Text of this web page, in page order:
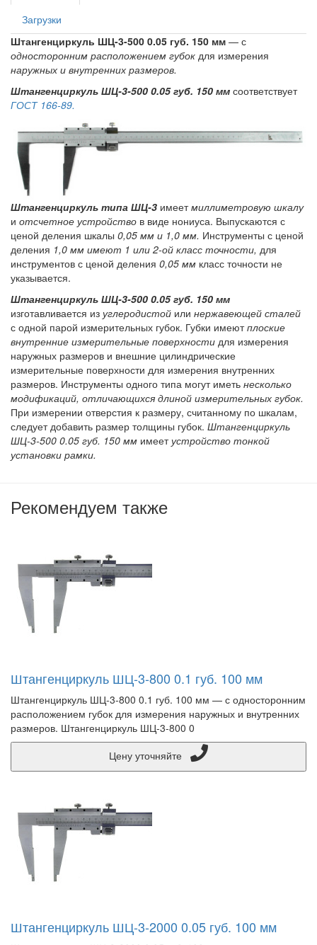
Загрузки
Штангенциркуль ШЦ-3-500 0.05 губ. 150 мм — с
односторонним расположением губок для измерения
наружных и внутренних размеров.
Штангенциркуль ШЦ-3-500 0.05 губ. 150 мм соответствует
ГОСТ 166-89.
Штангенциркуль типа ШЦ-3 имеетмиллиметровую шкалу
и отсчетное устройство в виде нониуса. Выпускаются с
ценой деления шкалы 0,05 мм и 1,0 мм. Инструменты с ценой
деления 1,0 мм имеют 1 или 2-ой класс точности, для
инструментов с ценой деления 0,05 мм класс точности не
указывается.
Штангенциркуль ШЦ-3-500 0.05 губ. 150 мм
изготавливается из углеродистой или нержавеющей сталей
с одной парой измерительных губок. Губки имеютплоские
внутренние измерительные поверхности для измерения
наружных размеров и внешние цилиндрические
измерительные поверхности для измерения внутренних
размеров. Инструменты одного типа могут иметь несколько
модификаций, отличающихся длиной измерительных губок.
При измерении отверстия к размеру, считанному по шкалам,
следует добавить размер толщины губок. Штангенциркуль
ШЦ-3-500 0.05 губ. 150 мм имеетустройство тонкой
установки рамки.
Рекомендуем также
Штангенциркуль ШЦ-3-800 0.1 губ. 100 мм
Штангенциркуль ШЦ-3-800 0.1 губ. 100 мм — с односторонним
расположением губок для измерения наружных и внутренних
размеров. Штангенциркуль ШЦ-3-800 0
Штангенциркуль ШЦ-3-2000 0.05 губ. 100 мм